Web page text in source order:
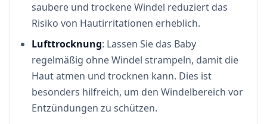
saubere und trockene Windel reduziert das
Risiko von Hautirritationen erheblich.
Lufttrocknung: Lassen Sie das Baby
regelmäßig ohne Windel strampeln, damit die
Haut atmen und trocknen kann. Dies ist
besonders hilfreich, um den Windelbereich vor
Entzündungen zu schützen.